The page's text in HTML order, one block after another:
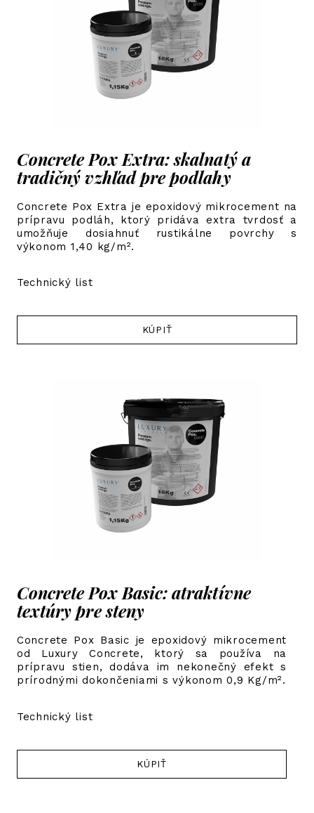
Concrete Pox Extra: skalnatý a
tradičný vzhľad pre podlahy
Concrete Pox Extra je epoxidový mikrocement na
prípravu podláh, ktorý pridáva extra tvrdosť a
umožňuje dosiahnuť rustikálne povrchy s
výkonom 1,40 kg/m².
Technický list
KÚPIŤ
Concrete Pox Basic: atraktívne
textúry pre steny
Concrete Pox Basic je epoxidový mikrocement
od Luxury Concrete, ktorý sa používa na
prípravu stien, dodáva im nekonečný efekt s
prírodnými dokončeniami s výkonom 0,9 Kg/m².
Technický list
KÚPIŤ